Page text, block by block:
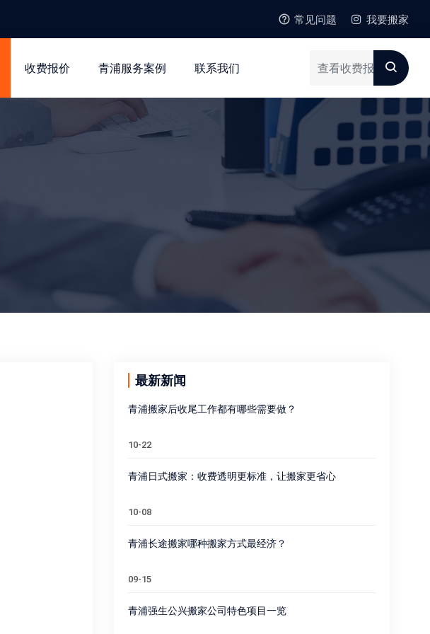
常见问题 我要搬家
收费报价 青浦服务案例 联系我们
最新新闻
青浦搬家后收尾工作都有哪些需要做？
10-22
青浦日式搬家：收费透明更标准，让搬家更省心
10-08
青浦长途搬家哪种搬家方式最经济？
09-15
青浦强生公兴搬家公司特色项目一览